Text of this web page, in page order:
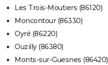
Les Trois-Moutiers (86120)
Moncontour (86330)
Oyré (86220)
Ouzilly (86380)
Monts-sur-Guesnes (86420)